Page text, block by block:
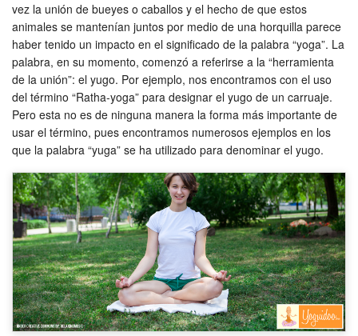
vez la unión de bueyes o caballos y el hecho de que estos
animales se mantenían juntos por medio de una horquilla parece
haber tenido un impacto en el significado de la palabra “yoga”. La
palabra, en su momento, comenzó a referirse a la “herramienta
de la unión”: el yugo. Por ejemplo, nos encontramos con el uso
del término “Ratha-yoga” para designar el yugo de un carruaje.
Pero esta no es de ninguna manera la forma más importante de
usar el término, pues encontramos numerosos ejemplos en los
que la palabra “yuga” se ha utilizado para denominar el yugo.